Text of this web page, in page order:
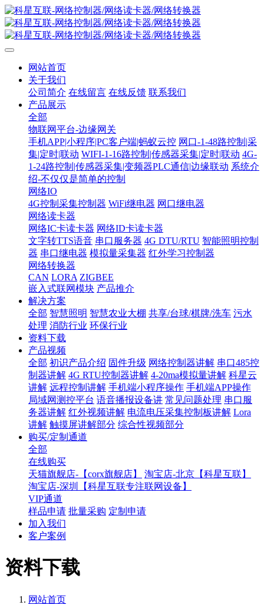
网站首页
关于我们
公司简介 在线留言 在线反馈 联系我们
产品展示
全部
物联网平台-边缘网关
手机APP|小程序|PC客户端|蚂蚁云控 网口-1-48路控制|采
集|定时|联动 WIFI-1-16路控制|传感器采集|定时|联动 4G-
1-24路控制|传感器采集|变频器PLC通信|边缘联动 系统介
绍-不仅仅是简单的控制
网络IO
4G控制采集控制器 WiFi继电器 网口继电器
网络读卡器
网络IC卡读卡器 网络ID卡读卡器
文字转TTS语音 串口服务器 4G DTU/RTU 智能照明控制
器 串口继电器 模拟量采集器 红外学习控制器
网络转换器
CAN LORA ZIGBEE
嵌入式联网模块 产品推介
解决方案
全部 智慧照明 智慧农业大棚 共享/台球/棋牌/洗车 污水
处理 消防行业 环保行业
资料下载
产品视频
全部 初识产品介绍 固件升级 网络控制器讲解 串口485控
制器讲解 4G RTU控制器讲解 4-20ma模拟量讲解 科星云
讲解 远程控制讲解 手机端小程序操作 手机端APP操作
局域网测控平台 语音播报设备讲 常见问题处理 串口服
务器讲解 红外视频讲解 电流电压采集控制板讲解 Lora
讲解 触摸屏讲解部分 综合性视频部分
购买/定制通道
全部
在线购买
天猫旗舰店-【corx旗舰店】
淘宝店-北京【科星互联】
淘宝店-深圳【科星互联专注联网设备】
VIP通道
样品申请 批量采购 定制申请
加入我们
客户案例
资料下载
网站首页